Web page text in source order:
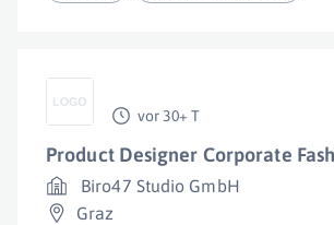
vor 30+ T
Product Designer Corporate
Biro47 Studio GmbH
Graz